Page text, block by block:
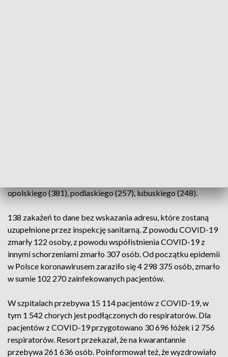
opolskiego (381), podlaskiego (257), lubuskiego (248).
138 zakażeń to dane bez wskazania adresu, które zostaną
uzupełnione przez inspekcję sanitarną. Z powodu COVID-19
zmarły 122 osoby, z powodu współistnienia COVID-19 z
innymi schorzeniami zmarło 307 osób. Od początku epidemii
w Polsce koronawirusem zaraziło się 4 298 375 osób, zmarło
w sumie 102 270 zainfekowanych pacjentów.
W szpitalach przebywa 15 114 pacjentów z COVID-19, w
tym 1 542 chorych jest podłączonych do respiratorów. Dla
pacjentów z COVID-19 przygotowano 30 696 łóżek i 2 756
respiratorów. Resort przekazał, że na kwarantannie
przebywa 261 636 osób. Poinformował też, że wyzdrowiało